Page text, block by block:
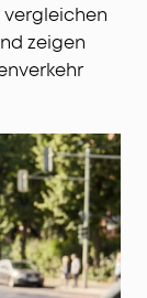
vergleichen
zeigen